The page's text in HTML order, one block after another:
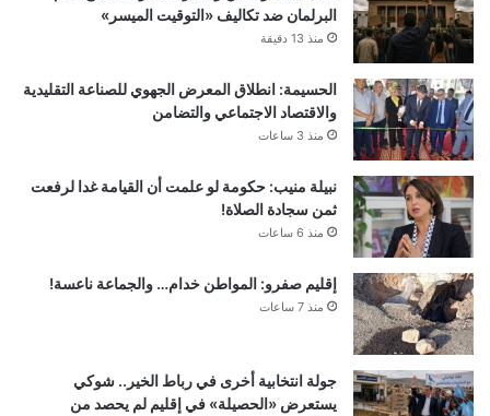
البرلمان ضد تكاليف «التوقيت الميسر»
منذ 13 دقيقة
الحسيمة: انطلاق المعرض الجهوي للصناعة التقليدية
والاقتصاد الاجتماعي والتضامن
منذ 3 ساعات
نبيلة منيب: حكومة لو علمت أن القيامة غدا لرفعت
ثمن سجادة الصلاة!
منذ 6 ساعات
إقليم صفرو: المواطن خدام… والجماعة ناعسة!
منذ 7 ساعات
جولة انتخابية أخرى في رباط الخير.. شوكي
يستعرض «الحصيلة» في إقليم لم يحصد من